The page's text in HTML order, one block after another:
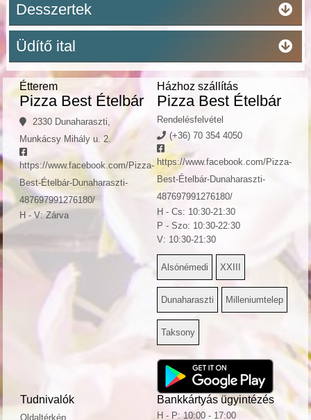
Desszertek
Üdítő ital
Étterem
Pizza Best Ételbár
2330 Dunaharaszti,
Munkácsy Mihály u. 2.
https://www.facebook.com/Pizza-
Best-Ételbár-Dunaharaszti-
487697991276180/
H - V: Zárva
Házhoz szállítás
Pizza Best Ételbár
Rendelésfelvétel
(+36) 70 354 4050
https://www.facebook.com/Pizza-
Best-Ételbár-Dunaharaszti-
487697991276180/
H - Cs: 10:30-21:30
P - Szo: 10:30-22:30
V: 10:30-21:30
Alsónémedi XXIII
Dunaharaszti Milleniumtelep
Taksony
Tudnivalók
Oldaltérkép
Bankkártyás ügyintézés
H - P: 10:00 - 17:00